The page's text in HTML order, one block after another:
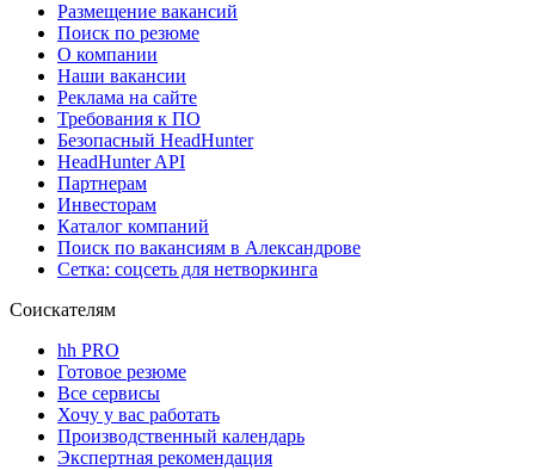
Размещение вакансий
Поиск по резюме
О компании
Наши вакансии
Реклама на сайте
Требования к ПО
Безопасный HeadHunter
HeadHunter API
Партнерам
Инвесторам
Каталог компаний
Поиск по вакансиям в Александрове
Сетка: соцсеть для нетворкинга
Соискателям
hh PRO
Готовое резюме
Все сервисы
Хочу у вас работать
Производственный календарь
Экспертная рекомендация